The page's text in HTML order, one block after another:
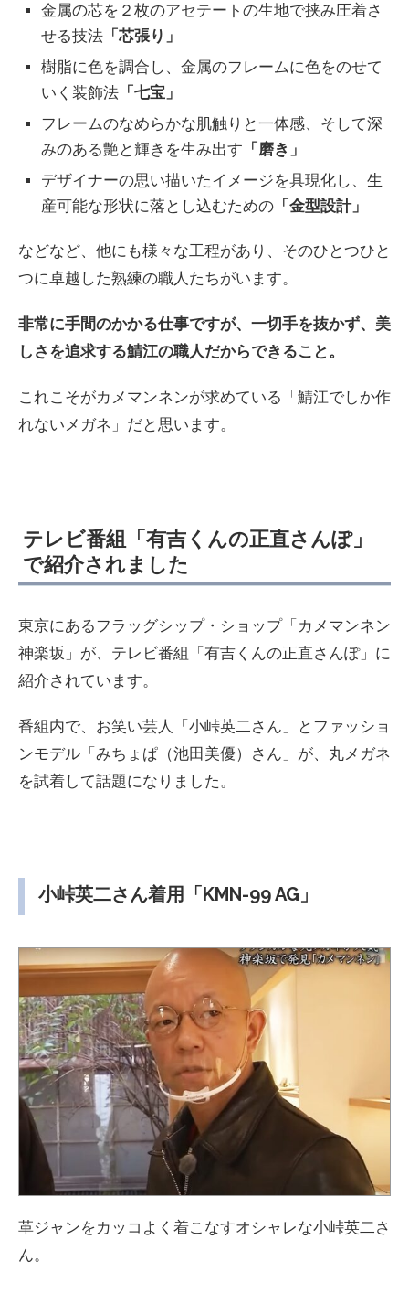
金属の芯を２枚のアセテートの生地で挟み圧着さ
せる技法 「芯張り」
樹脂に色を調合し、金属のフレームに色をのせて
いく装飾法 「七宝」
フレームのなめらかな肌触りと一体感、そして深
みのある艶と輝きを生み出す 「磨き」
デザイナーの思い描いたイメージを具現化し、生
産可能な形状に落とし込むための 「金型設計」
などなど、他にも様々な工程があり、そのひとつひと
つに卓越した熟練の職人たちがいます。
非常に手間のかかる仕事ですが、一切手を抜かず、美
しさを追求する鯖江の職人だからできること。
これこそがカメマンネンが求めている「鯖江でしか作
れないメガネ」だと思います。
テレビ番組「有吉くんの正直さんぽ」
で紹介されました
東京にあるフラッグシップ・ショップ「カメマンネン
神楽坂」が、テレビ番組「有吉くんの正直さんぽ」に
紹介されています。
番組内で、お笑い芸人「小峠英二さん」とファッショ
ンモデル「みちょぱ（池田美優）さん」が、丸メガネ
を試着して話題になりました。
小峠英二さん着用「KMN-99 AG」
革ジャンをカッコよく着こなすオシャレな小峠英二さ
ん。